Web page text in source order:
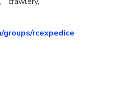
rcexpedice